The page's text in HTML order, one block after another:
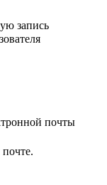
запись
почты